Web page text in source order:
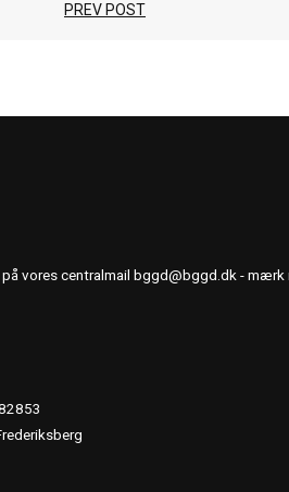
PREV POST
vores centralmail bggd@bggd.dk - mærk